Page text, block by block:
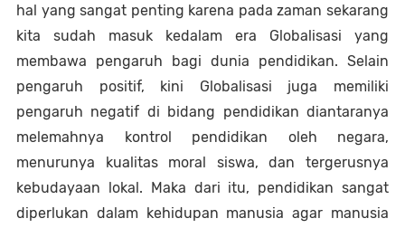
hal yang sangat penting karena pada zaman sekarang
kita sudah masuk kedalam era Globalisasi yang
membawa pengaruh bagi dunia pendidikan. Selain
pengaruh positif, kini Globalisasi juga memiliki
pengaruh negatif di bidang pendidikan diantaranya
melemahnya kontrol pendidikan oleh negara,
menurunya kualitas moral siswa, dan tergerusnya
kebudayaan lokal. Maka dari itu, pendidikan sangat
diperlukan dalam kehidupan manusia agar manusia